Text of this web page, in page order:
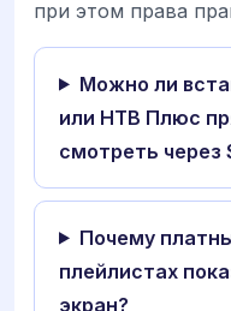
при этом права
Можно ли
или НТВ Плюс
смотреть через
Почему
плейлистах
экран?